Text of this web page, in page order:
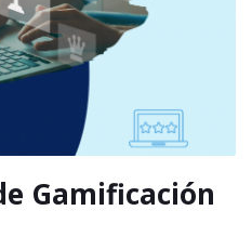
Gamificación